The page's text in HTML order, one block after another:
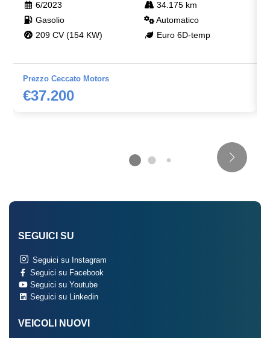
6/2023
34.175 km
Gasolio
Automatico
209 CV (154 KW)
Euro 6D-temp
Prezzo Ceccato Motors
€37.200
SEGUICI SU
Seguici su Instagram
Seguici su Facebook
Seguici su Youtube
Seguici su Linkedin
VEICOLI NUOVI